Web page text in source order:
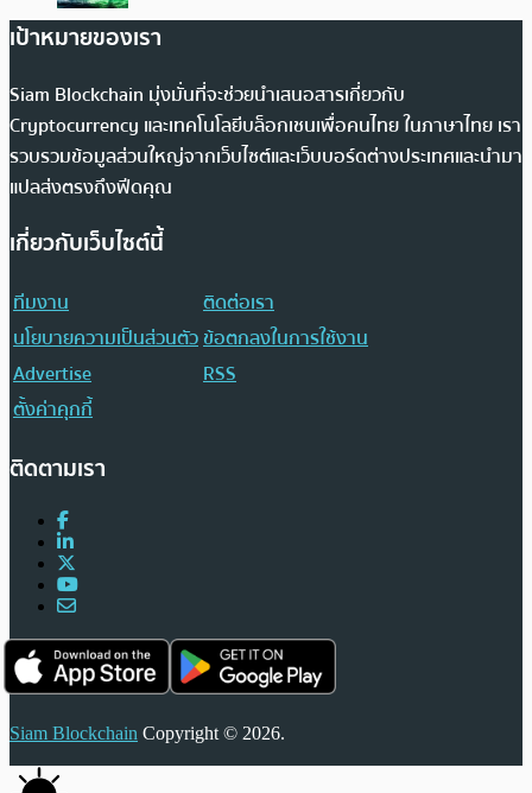
เป้าหมายของเรา
Siam Blockchain มุ่งมั่นที่จะช่วยนำเสนอสารเกี่ยวกับ
Cryptocurrency และเทคโนโลยีบล็อกเชนเพื่อคนไทย ในภาษาไทย เรา
รวบรวมข้อมูลส่วนใหญ่จากเว็บไซต์และเว็บบอร์ดต่างประเทศและนำมา
แปลส่งตรงถึงฟีดคุณ
เกี่ยวกับเว็บไซต์นี้
ทีมงาน
ติดต่อเรา
นโยบายความเป็นส่วนตัวข้อตกลงในการใช้งาน
Advertise
RSS
ตั้งค่าคุกกี้
ติดตามเรา
Siam Blockchain Copyright © 2026.